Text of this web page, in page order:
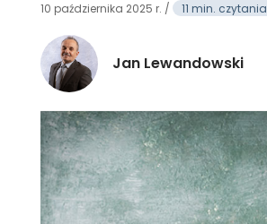
10 października 2025 r. / 11 min. czytania
Jan Lewandowski